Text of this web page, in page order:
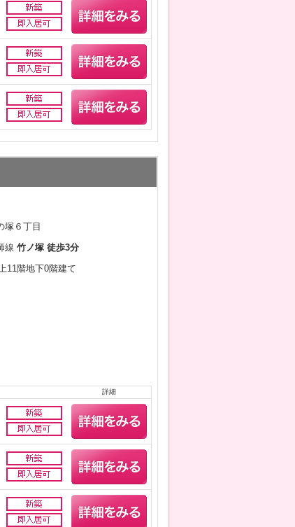
塚６丁目
線 竹ノ塚 徒歩3分
11階地下0階建て
詳細